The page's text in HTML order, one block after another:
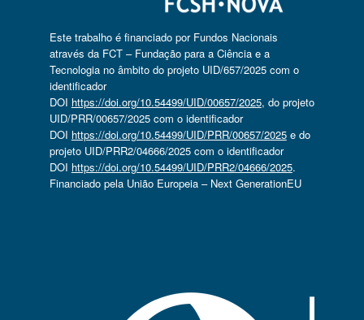
Este trabalho é financiado por Fundos Nacionais
através da FCT – Fundação para a Ciência e a
Tecnologia no âmbito do projeto UID/657/2025 com o
identificador
DOI https://doi.org/10.54499/UID/00657/2025, do projeto
UID/PRR/00657/2025 com o identificador
DOI https://doi.org/10.54499/UID/PRR/00657/2025e do
projeto UID/PRR2/04666/2025 com o identificador
DOI https://doi.org/10.54499/UID/PRR2/04666/2025.
Financiado pela União Europeia – Next GenerationEU